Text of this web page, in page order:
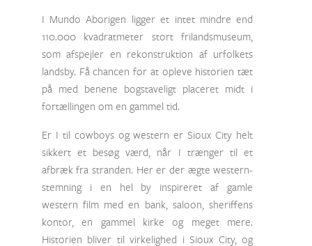
I Mundo Aborigen ligger et intet mindre end
110.000 kvadratmeter stort frilandsmuseum,
som afspejler en rekonstruktion af urfolkets
landsby. Få chancen for at opleve historien tæt
på med benene bogstaveligt placeret midt i
fortællingen om en gammel tid.
Er I til cowboys og western er Sioux City helt
sikkert et besøg værd, når I trænger til et
afbræk fra stranden. Her er der ægte western-
stemning i en hel by inspireret af gamle
western film med en bank, saloon, sheriffens
kontor, en gammel kirke og meget mere.
Historien bliver til virkelighed i Sioux City, og